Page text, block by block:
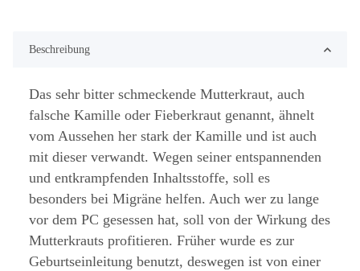
Beschreibung
Das sehr bitter schmeckende Mutterkraut, auch
falsche Kamille oder Fieberkraut genannt, ähnelt
vom Aussehen her stark der Kamille und ist auch
mit dieser verwandt. Wegen seiner entspannenden
und entkrampfenden Inhaltsstoffe, soll es
besonders bei Migräne helfen. Auch wer zu lange
vor dem PC gesessen hat, soll von der Wirkung des
Mutterkrauts profitieren. Früher wurde es zur
Geburtseinleitung benutzt, deswegen ist von einer